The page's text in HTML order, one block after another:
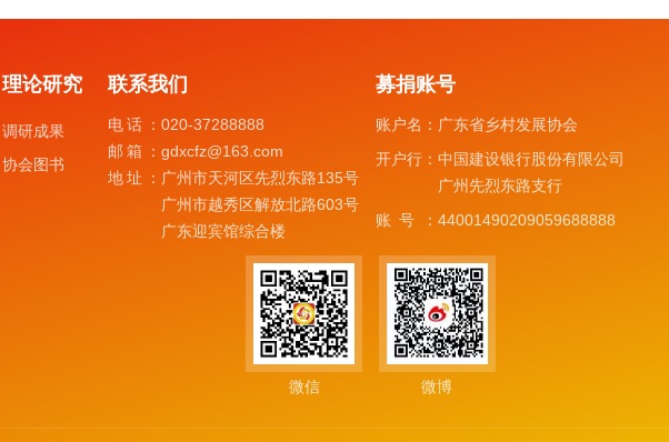
理论研究
调研成果
协会图书
联系我们
电话：020-37288888
邮箱：gdxcfz@163.com
地址： 广州市天河区先烈东路135号
广州市越秀区解放北路603号
广东迎宾馆综合楼
募捐账号
账户名： 广东省乡村发展协会
开户行：中国建设银行股份有限公司
广州先烈东路支行
账号：44001490209059688888
微信 微博